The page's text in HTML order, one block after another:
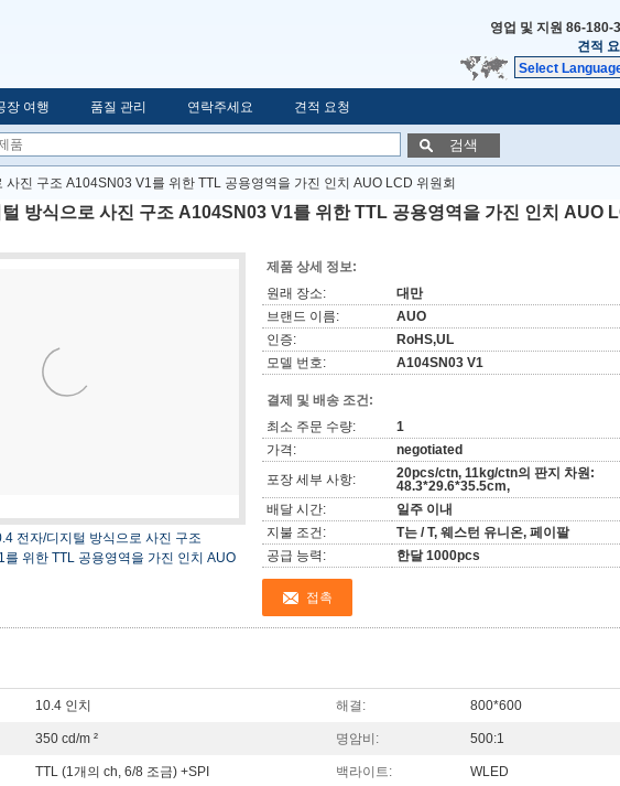
영업 및 지원 86-180-
견적
Select
장 여행 품질 관리 연락주세요 견적 요청
검색
사진 구조 A104SN03 V1를 위한 TTL 공용영역을 가진 인치 AUO LCD 위원회
방식으로 사진 구조 A104SN03 V1를 위한 TTL 공용영역을 가진 인치 AUO
전자/디지털 방식으로 사진 구조
위한 TTL 공용영역을 가진 인치 AUO
제품 상세 정보:
원래 장소:
대만
브랜드 이름:
AUO
인증:
RoHS,UL
모델 번호:
A104SN03 V1
결제 및 배송 조건:
최소 주문 수량:
1
가격:
negotiated
포장 세부 사항:
20pcs/ctn, 11kg/ctn의 판지 차원:
48.3*29.6*35.5cm,
배달 시간:
일주 이내
지불 조건:
T는 / T, 웨스턴 유니온, 페이팔
공급 능력:
한달 1000pcs
접촉
10.4 인치 해결: 800*600
350 cd/m ² 명암비: 500:1
TTL (1개의 ch, 6/8 조금) +SPI 백라이트: WLED